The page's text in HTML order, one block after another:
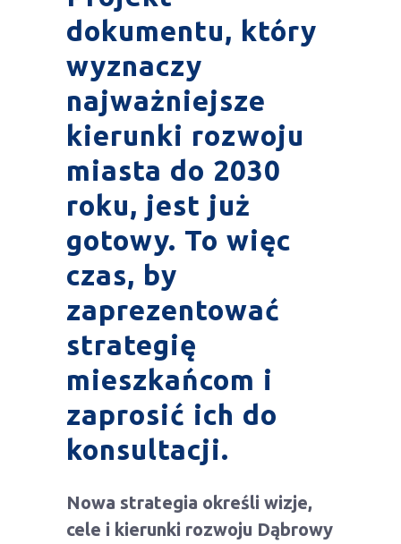
dokumentu, który
wyznaczy
najważniejsze
kierunki rozwoju
miasta do 2030
roku, jest już
gotowy. To więc
czas, by
zaprezentować
strategię
mieszkańcom i
zaprosić ich do
konsultacji.
Nowa strategia określi wizje,
cele i kierunki rozwoju Dąbrowy